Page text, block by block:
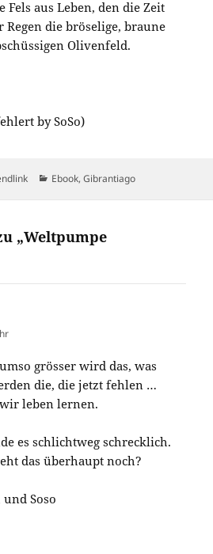
Fels aus Leben, den die Zeit
die bröselige, braune
Olivenfeld.
by SoSo)
Kategorien
Ebook,Gibrantiago
„Weltpumpe
grösser wird das, was
die, die jetzt fehlen …
leben lernen.
es schlichtweg schrecklich.
das überhaupt noch?
Soso